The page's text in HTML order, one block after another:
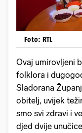
Foto: RTL
Ovaj umirovljeni
folklora i
Sladorana
obitelj, uvijek
smo svi zdravi i
djed dvije